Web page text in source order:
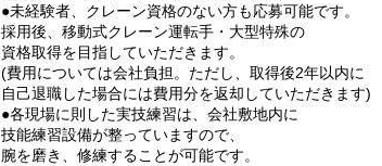
●未経験者、クレーン資格のない方も応募可能です。
採用後、移動式クレーン運転手・大型特殊の
資格取得を目指していただきます。
(費用については会社負担。ただし、取得後2年以内に
自己退職した場合には費用分を返却していただきます)
●各現場に則した実技練習は、会社敷地内に
技能練習設備が整っていますので、
腕を磨き、修練することが可能です。